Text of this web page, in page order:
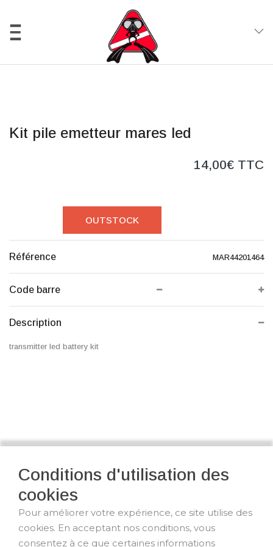
Conditions d'utilisation des
cookies
Pour améliorer votre expérience, ce site utilise des
cookies. En acceptant nos conditions, vous
consentez à ce que certaines informations
Kit pile emetteur mares led
14,00€ TTC
OUTSTOCK
Référence MAR44201464
Code barre
Description
transmitter led battery kit